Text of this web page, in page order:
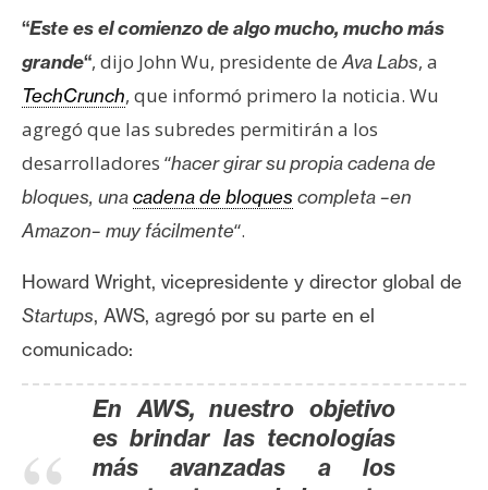
“Este es el comienzo de algo mucho, mucho más
grande“, dijo John Wu, presidente deAva Labs, a
TechCrunch, que informó primero la noticia. Wu
agregó que las subredes permitirán a los
desarrolladores “hacer girar su propia cadena de
bloques, unacadena de bloques completa –en
Amazon– muy fácilmente“.
Howard Wright, vicepresidente y director global de
Startups, AWS, agregó por su parte en el
comunicado:
En AWS, nuestro objetivo
es brindar las tecnologías
más avanzadas a los